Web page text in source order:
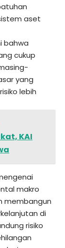
aset
bahwa
cukup
yang
lebih
KAI
makro
membangun
di
risiko